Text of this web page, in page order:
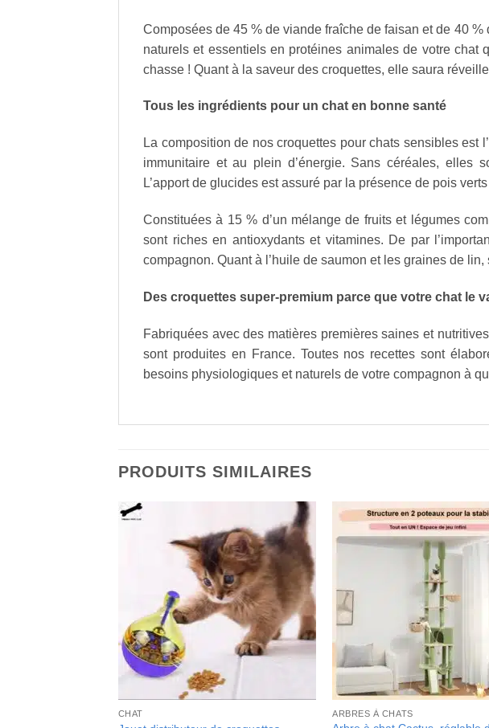
Composées de 45 % de viande fraîche de faisan et de 40
naturels et essentiels en protéines animales de votre
chasse ! Quant à la saveur des croquettes, elle saura
Tous les ingrédients pour un chat en bonne santé
La composition de nos croquettes pour chats sensibles est
immunitaire et au plein d’énergie. Sans céréales, elles
L’apport de glucides est assuré par la présence de pois
Constituées à 15 % d’un mélange de fruits et légumes
sont riches en antioxydants et vitamines. De par
compagnon. Quant à l’huile de saumon et les graines de
Des croquettes super-premium parce que votre chat le
Fabriquées avec des matières premières saines et
sont produites en France. Toutes nos recettes sont
besoins physiologiques et naturels de votre compagnon à
PRODUITS SIMILAIRES
CHAT ARBRES À CHATS